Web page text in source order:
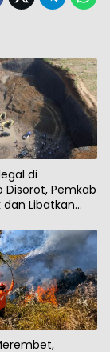
di
Disorot, Pemkab
dan Libatkan